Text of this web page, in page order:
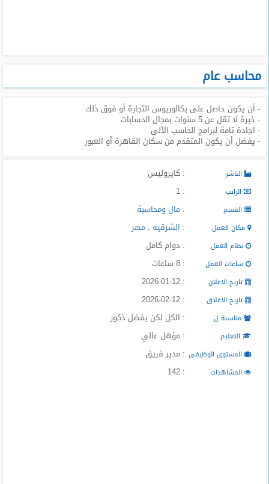
تصفح
الوظائف
وظائف
اليوم
وظائف
السعودية
اليوم
وظائف
مصر
اليوم
وظائف
حكومية
المدونة
محاسب عام
- أن يكون حاصل على بكالوريوس التجارة أو فوق ذلك
- خبرة لا تقل عن 5 سنوات بمجال الحسابات
- اجادة تامة لبرامج الحاسب الآلى
- يفضل أن يكون المتقدم من سكان القاهرة أو العبور
الناشر : كايروليس
الراتب : 1
القسم : مال ومحاسبة
مكان العمل : الشرقيه , مصر
نظام العمل : دوام كامل
ساعات العمل : 8 ساعات
تاريخ الاعلان : 2026-01-12
تاريخ الاغلاق : 2026-02-12
مناسبة ل : الكل لكن يفضل ذكور
التعليم : مؤهل عالي
المستوى الوظيفى : مدير فريق
المشاهدات : 142